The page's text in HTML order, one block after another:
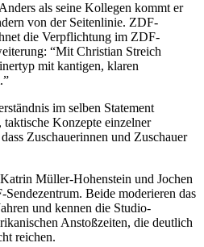
als seine Kollegen kommt er
von der Seitenlinie. ZDF-
die Verpflichtung im ZDF-
“Mit Christian Streich
mit kantigen, klaren
im selben Statement
Konzepte einzelner
Zuschauerinnen und Zuschauer
Müller-Hohenstein und Jochen
Beide moderieren das
und kennen die Studio-
Anstoßzeiten, die deutlich
reichen.